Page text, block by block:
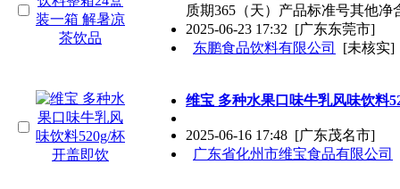
质期365（天）产品标准号其他净
2025-06-23 17:32 [广东东莞市]
东鹏食品饮料有限公司
[未核实]
维宝 多种水果口味牛乳风味饮料
2025-06-16 17:48 [广东茂名市]
广东省化州市维宝食品有限公司